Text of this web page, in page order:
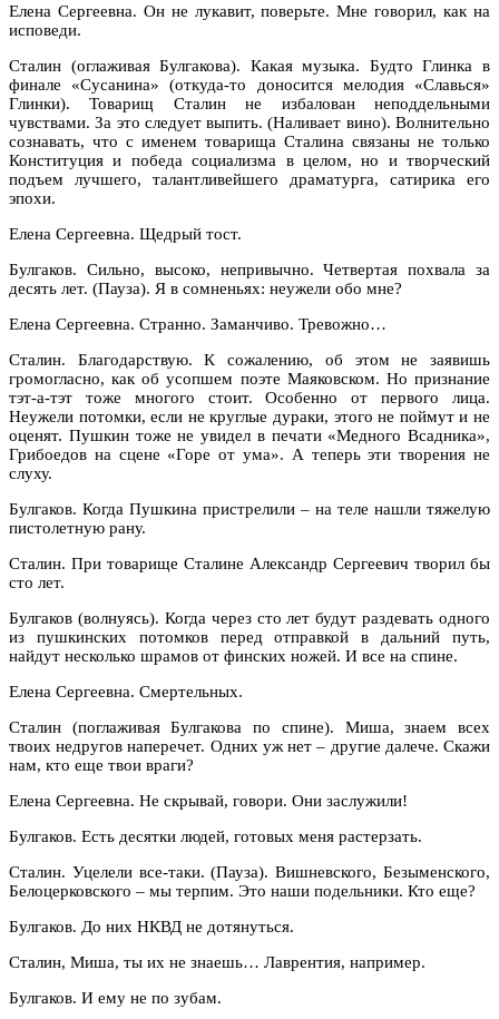
Елена Сергеевна. Он не лукавит, поверьте. Мне говорил, как на
исповеди.
Сталин (оглаживая Булгакова). Какая музыка. Будто Глинка в
финале «Сусанина» (откуда-то доносится мелодия «Славься»
Глинки). Товарищ Сталин не избалован неподдельными
чувствами. За это следует выпить. (Наливает вино). Волнительно
сознавать, что с именем товарища Сталина связаны не только
Конституция и победа социализма в целом, но и творческий
подъем лучшего, талантливейшего драматурга, сатирика его
эпохи.
Елена Сергеевна. Щедрый тост.
Булгаков. Сильно, высоко, непривычно. Четвертая похвала за
десять лет. (Пауза). Я в сомненьях: неужели обо мне?
Елена Сергеевна. Странно. Заманчиво. Тревожно…
Сталин. Благодарствую. К сожалению, об этом не заявишь
громогласно, как об усопшем поэте Маяковском. Но признание
тэт-а-тэт тоже многого стоит. Особенно от первого лица.
Неужели потомки, если не круглые дураки, этого не поймут и не
оценят. Пушкин тоже не увидел в печати «Медного Всадника»,
Грибоедов на сцене «Горе от ума». А теперь эти творения не
слуху.
Булгаков. Когда Пушкина пристрелили – на теле нашли тяжелую
пистолетную рану.
Сталин. При товарище Сталине Александр Сергеевич творил бы
сто лет.
Булгаков (волнуясь). Когда через сто лет будут раздевать одного
из пушкинских потомков перед отправкой в дальний путь,
найдут несколько шрамов от финских ножей. И все на спине.
Елена Сергеевна. Смертельных.
Сталин (поглаживая Булгакова по спине). Миша, знаем всех
твоих недругов наперечет. Одних уж нет – другие далече. Скажи
нам, кто еще твои враги?
Елена Сергеевна. Не скрывай, говори. Они заслужили!
Булгаков. Есть десятки людей, готовых меня растерзать.
Сталин. Уцелели все-таки. (Пауза). Вишневского, Безыменского,
Белоцерковского – мы терпим. Это наши подельники. Кто еще?
Булгаков. До них НКВД не дотянуться.
Сталин, Миша, ты их не знаешь… Лаврентия, например.
Булгаков. И ему не по зубам.